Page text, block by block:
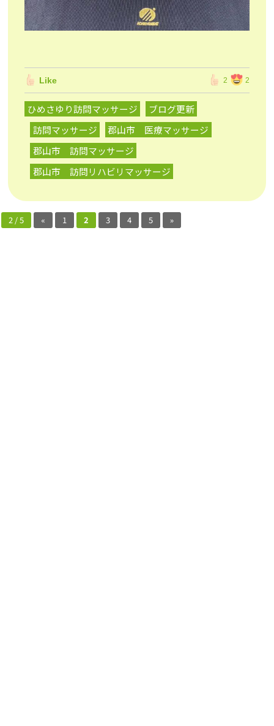
Like 2 2
ひめさゆり訪問マッサージ
ブログ更新
訪問マッサージ
郡山市 医療マッサージ
郡山市 訪問マッサージ
郡山市 訪問リハビリマッサージ
2 / 5 « 1 2 3 4 5 »